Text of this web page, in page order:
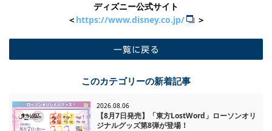
ディズニー公式サイト
＜ https://www.disney.co.jp/ ＞
このカテゴリーの新着記事
2026.08.06
【8月7日発売】「東方LostWord」ローソンオリ
ジナルグッズ第8弾が登場！